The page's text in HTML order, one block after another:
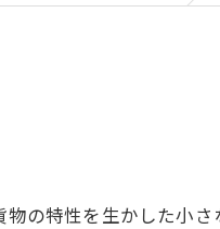
の特性を生かした小